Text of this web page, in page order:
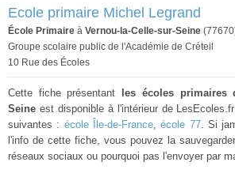
Ecole primaire Michel Legrand
École Primaire à Vernou-la-Celle-sur-Seine
Groupe scolaire public de l'Académie de Créteil
10 Rue des Écoles
Cette fiche présentant
les écoles primaires
Seine est disponible à l'intérieur de
suivantes : école Île-de-France,école 77. Si
l'info de cette fiche, vous pouvez la
réseaux sociaux ou pourquoi pas l'envoyer par